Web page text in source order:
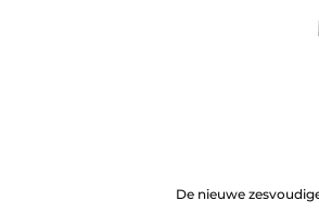
De nieuwe